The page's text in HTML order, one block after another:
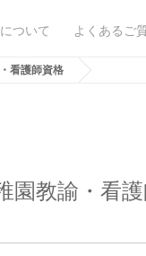
ついて よくあるご
看護師資格
園教諭・看